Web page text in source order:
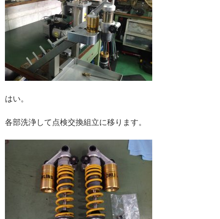
はい。
各部洗浄して点検交換組立に移ります。